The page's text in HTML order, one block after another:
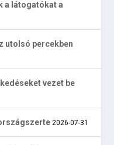
a látogatókat a
utolsó percekben
vezet be
2026-07-31